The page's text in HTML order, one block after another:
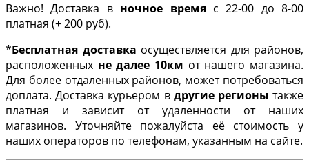
Важно! Доставка в ночное времяс 22-00 до 8-00
платная (+ 200 руб).
*Бесплатная доставка осуществляется для районов,
расположенных не далее 10км от нашего магазина.
Для более отдаленных районов, может потребоваться
доплата. Доставка курьером в другие регионы также
платная и зависит от удаленности от наших
магазинов. Уточняйте пожалуйста её стоимость у
наших операторов по телефонам, указанным на сайте.